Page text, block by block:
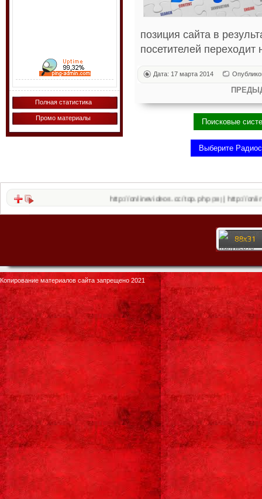
Полная статистика
Промо материалы
позиция сайта в
посетителей переходит
Дата: 17 марта 2014
http://onlinevideos.cc/top.php(38)|http://onlinevideos.cc/
Копирование материалов сайта запрещено 2021